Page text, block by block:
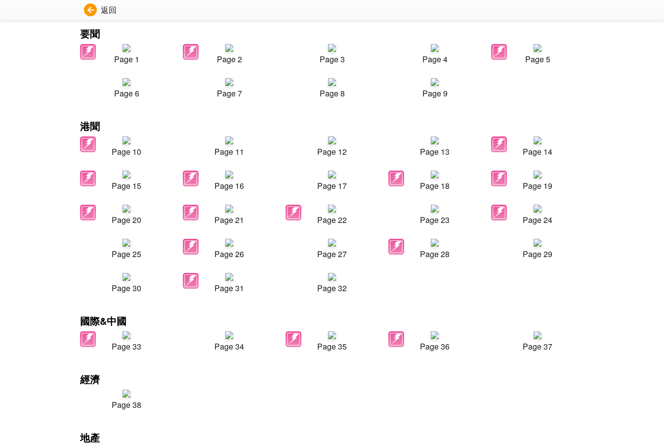
返回
要聞
Page 1 Page 2 Page 3 Page 4 Page 5
Page 6 Page 7 Page 8 Page 9
港聞
Page 10 Page 11 Page 12 Page 13 Page 14
Page 15 Page 16 Page 17 Page 18 Page 19
Page 20 Page 21 Page 22 Page 23 Page 24
Page 25 Page 26 Page 27 Page 28 Page 29
Page 30 Page 31 Page 32
國際&中國
Page 33 Page 34 Page 35 Page 36 Page 37
經濟
Page 38
地產